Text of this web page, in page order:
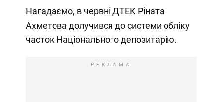
Нагадаємо, в червні ДТЕК Ріната
Ахметова долучився до системи обліку
часток Національного депозитарію.
РЕКЛАМА